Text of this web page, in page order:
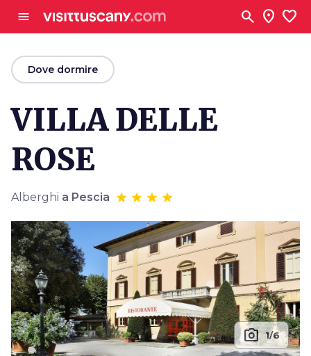
menu search location_on favorite
arrow_backDove dormire
VILLA DELLE
ROSE
Alberghi a Pescia
photo_camera 1/6